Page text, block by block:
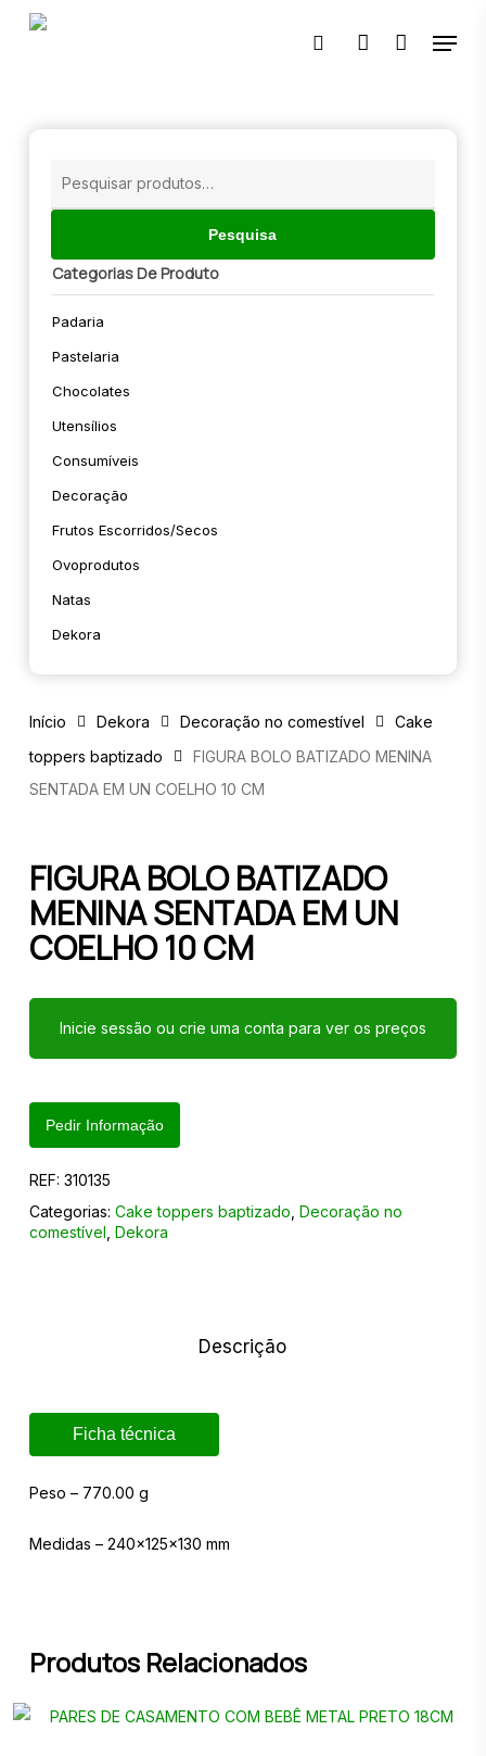
Skip
🔍
pesquisaraccount
Menu
Pesquisa
Categorias De Produto
Padaria
Pastelaria
Chocolates
Utensílios
Consumíveis
Decoração
Frutos Escorridos/secos
Ovoprodutos
Natas
Dekora
Início Dekora Decoração no comestível
Cake
toppers baptizado
FIGURA BOLO BATIZADO MENINA
SENTADA EM UN COELHO 10 CM
FIGURA BOLO BATIZADO
MENINA SENTADA EM UN
COELHO 10 CM
Inicie sessão ou crie uma conta para ver os preços
Pedir Informação
REF: 310135
Categorias: Cake toppers baptizado Decoração no
comestível Dekora
Descrição
Ficha técnica
Peso – 770.00 g
Medidas – 240x125x130 mm
Produtos Relacionados